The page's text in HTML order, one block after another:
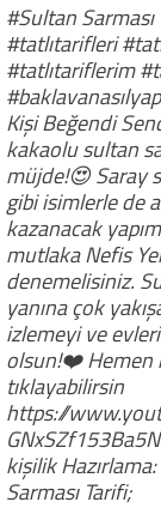
#Sultan Sarması
#tatlıtarifleri
#tatlıtariflerim
Kişi Beğendi
kakaolu sultan
müjde!😍 Saray
gibi isimlerle de
kazanacak
mutlaka Nefis
denemelisiniz.
yanına çok
izlemeyi ve
olsun!❤️ Hemen
tıklayabilirsin
https://
kişilik
Sarması Tarifi;